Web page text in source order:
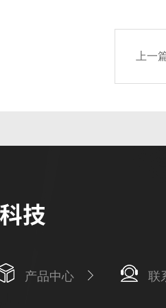
上一
产品中心 联